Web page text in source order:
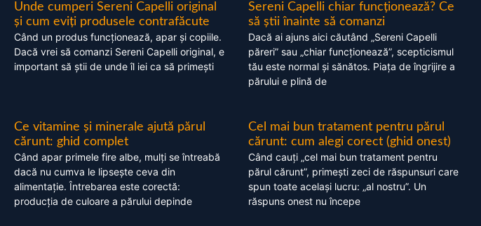
Unde cumperi Sereni Capelli original
și cum eviți produsele contrafăcute
Când un produs funcționează, apar și copiile.
Dacă vrei să comanzi Sereni Capelli original, e
important să știi de unde îl iei ca să primești
Sereni Capelli chiar funcționează? Ce
să știi înainte să comanzi
Dacă ai ajuns aici căutând „Sereni Capelli
păreri” sau „chiar funcționează”, scepticismul
tău este normal și sănătos. Piața de îngrijire a
părului e plină de
Ce vitamine și minerale ajută părul
cărunt: ghid complet
Când apar primele fire albe, mulți se întreabă
dacă nu cumva le lipsește ceva din
alimentație. Întrebarea este corectă:
producția de culoare a părului depinde
Cel mai bun tratament pentru părul
cărunt: cum alegi corect (ghid onest)
Când cauți „cel mai bun tratament pentru
părul cărunt”, primești zeci de răspunsuri care
spun toate același lucru: „al nostru”. Un
răspuns onest nu începe